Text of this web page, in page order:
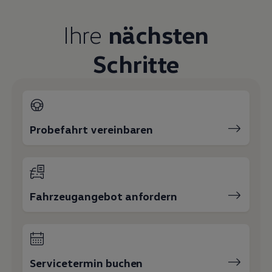
Transport
Familie
Elektromobilität
Volkswagen R
Pannen- und Unfallhilfe
Ihre nächsten
Schritte
Probefahrt vereinbaren
Fahrzeugangebot anfordern
Servicetermin buchen